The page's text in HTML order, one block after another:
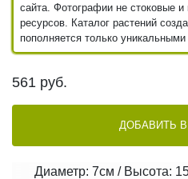
сайта. Фотографии не стоковые и
ресурсов. Каталог растений
пополняется только
561 руб.
ДОБАВИТЬ
Диаметр: 7см / Высота: